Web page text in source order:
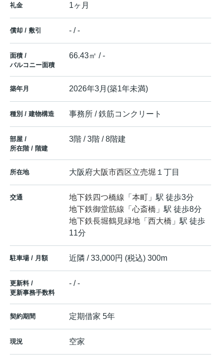
礼金 1ヶ月
償却 / 敷引 - / -
面積 /
バルコニー面積
66.43㎡ / -
築年月 2026年3月(築1年未満)
種別 / 建物構造 事務所 / 鉄筋コンクリート
部屋 /
所在階 / 階建
3階 / 3階 / 8階建
所在地 大阪府大阪市西区立売堀 １丁目
交通 地下鉄四つ橋線 「 本町 」駅 徒歩3分
地下鉄御堂筋線 「 心斎橋 」駅 徒歩8分
地下鉄長堀鶴見緑地 「 西大橋 」駅 徒歩
11分
駐車場 / 月額 近隣 / 33,000円 (税込) 300m
更新料 /
更新事務手数料
- / -
契約期間 定期借家 5年
現況 空家